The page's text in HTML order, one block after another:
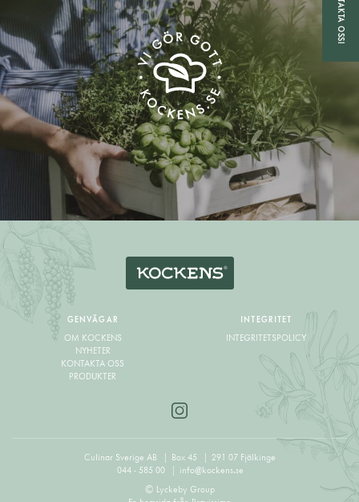
GENVÄGAR
OM KOCKENS
NYHETER
KONTAKTA OSS
PRODUKTER
INTEGRITET
INTEGRITETSPOLICY
© Lyckeby Group
Culinar Sverige AB Box 45
291 07 Fjälkinge
044 - 585 00
info@kockens.se